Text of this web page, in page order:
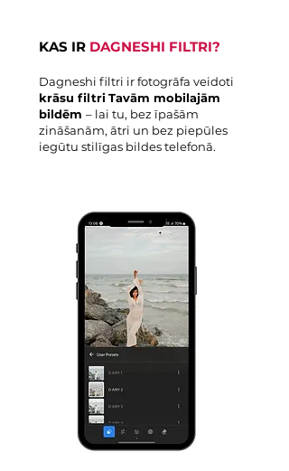
KAS IR DAGNESHI FILTRI?
Dagneshi filtri ir fotogrāfa veidoti
krāsu filtriTavām mobilajām
bildēm – lai tu, bez īpašām
zināšanām, ātri un bez piepūles
iegūtu stilīgas bildes telefonā.